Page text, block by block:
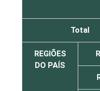
Total
REGIÕES
DO PAÍS